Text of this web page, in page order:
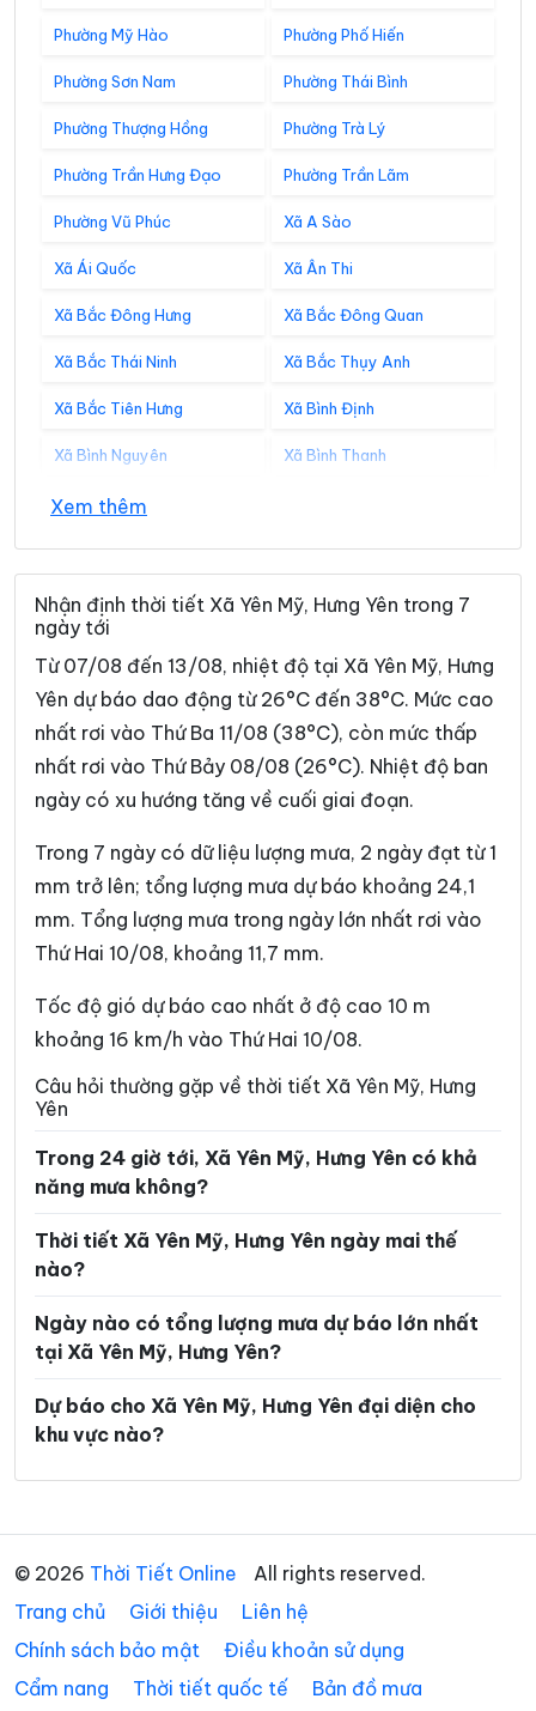
Phường Mỹ Hào Phường Phố Hiến
Phường Sơn Nam Phường Thái Bình
Phường Thượng Hồng Phường Trà Lý
Phường Trần Hưng Đạo Phường Trần Lãm
Phường Vũ Phúc Xã A Sào
Xã Ái Quốc Xã Ân Thi
Xã Bắc Đông Hưng Xã Bắc Đông Quan
Xã Bắc Thái Ninh Xã Bắc Thụy Anh
Xã Bắc Tiên Hưng Xã Bình Định
Xã Bình Nguyên Xã Bình Thanh
Xã Châu Ninh
Xã Đại Đồng Xã Diên Hà
Xã Đoàn Đào Xã Đồng Bằng
Xã Đồng Châu
Xã Đông Quan Xã Đông Thái Ninh
Xã Đông Thụy Anh Xã Đông Tiền Hải
Xã Đức Hợp
Xã Hoàng Hoa Thám Xã Hồng Minh
Xã Hồng Quang Xã Hồng Vũ
Xã Hưng Hà
Xã Khoái Châu Xã Kiến Xương
Xã Lê Quý Đôn
Xã Lương Bằng Xã Mễ Sở
Xã Minh Thọ
Xã Nam Đông Hưng Xã Nam Thái Ninh
Xã Nam Thụy Anh Xã Nam Tiền Hải
Xã Nam Tiên Hưng
Xã Ngự Thiên
Xã Nguyễn Trãi Xã Nguyễn Văn Linh
Xã Như Quỳnh Xã Phạm Ngũ Lão
Xã Phụ Dực Xã Phụng Công
Xã Quang Hưng Xã Quang Lịch
Xem thêm
Nhận định thời tiết Xã Yên Mỹ, Hưng Yên trong 7
ngày tới
Từ 07/08 đến 13/08, nhiệt độ tại Xã Yên Mỹ, Hưng
Yên dự báo dao động từ 26°C đến 38°C. Mức cao
nhất rơi vào Thứ Ba 11/08 (38°C), còn mức thấp
nhất rơi vào Thứ Bảy 08/08 (26°C). Nhiệt độ ban
ngày có xu hướng tăng về cuối giai đoạn.
Trong 7 ngày có dữ liệu lượng mưa, 2 ngày đạt từ 1
mm trở lên; tổng lượng mưa dự báo khoảng 24,1
mm. Tổng lượng mưa trong ngày lớn nhất rơi vào
Thứ Hai 10/08, khoảng 11,7 mm.
Tốc độ gió dự báo cao nhất ở độ cao 10 m
khoảng 16 km/h vào Thứ Hai 10/08.
Câu hỏi thường gặp về thời tiết Xã Yên Mỹ, Hưng
Yên
Trong 24 giờ tới, Xã Yên Mỹ, Hưng Yên có khả
năng mưa không?
Thời tiết Xã Yên Mỹ, Hưng Yên ngày mai thế
nào?
Ngày nào có tổng lượng mưa dự báo lớn nhất
tại Xã Yên Mỹ, Hưng Yên?
Dự báo cho Xã Yên Mỹ, Hưng Yên đại diện cho
khu vực nào?
© 2026 Thời Tiết Online
All rights reserved.
Trang chủ
Giới thiệu
Liên hệ
Chính sách bảo mật
Điều khoản sử dụng
Cẩm nang
Thời tiết quốc tế Bản đồ mưa